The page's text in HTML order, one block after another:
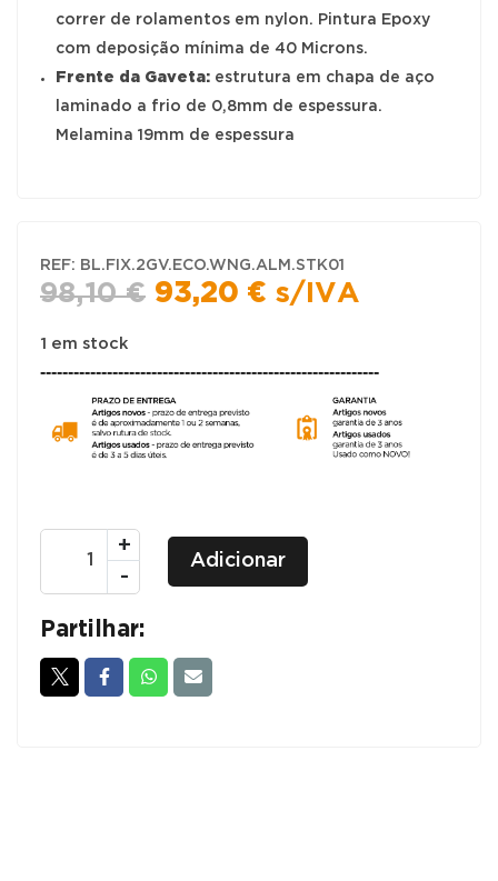
correr de rolamentos em nylon. Pintura Epoxy
com deposição mínima de 40 Microns.
Frente da Gaveta: estrutura em chapa de aço
laminado a frio de 0,8mm de espessura.
Melamina 19mm de espessura
REF: BL.FIX.2GV.ECO.WNG.ALM.STK01
98,10€ O
era:
98,10 €.
93,20 € O
é:
93,20 €.
s/IVA
1 em stock
-------------------------------------------------------------
Quantidade
Linha
ECO
GAVETAS
+
-
Adicionar
Partilhar: